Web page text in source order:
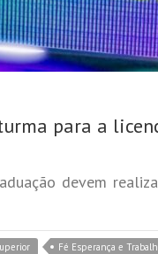
para a
devem
Fé Esperança e